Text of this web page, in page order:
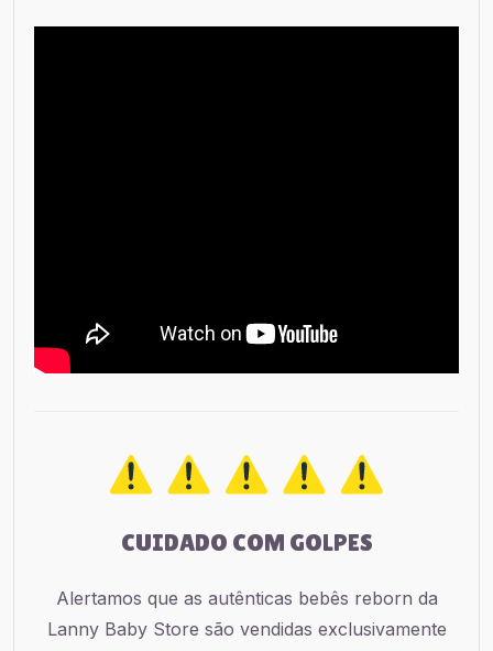
CUIDADO COM GOLPES
Alertamos que as autênticas bebês reborn da
Lanny Baby Store são vendidas exclusivamente